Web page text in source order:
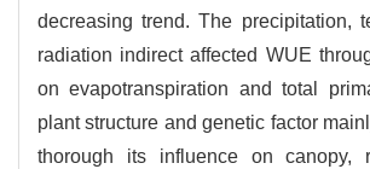
decreasing trend. The precipitation,
radiation indirect affected WUE
on evapotranspiration and total
plant structure and genetic factor
thorough its influence on canopy,